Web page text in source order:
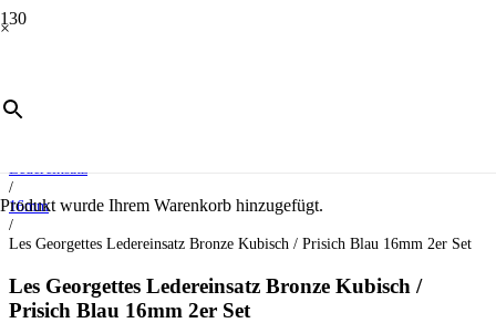
×
Produkt wurde Ihrem Warenkorb hinzugefügt.
/
/
16mm
/
Les Georgettes Ledereinsatz Bronze Kubisch / Prisich Blau 16mm 2er Set
Les Georgettes Ledereinsatz Bronze Kubisch /
Prisich Blau 16mm 2er Set